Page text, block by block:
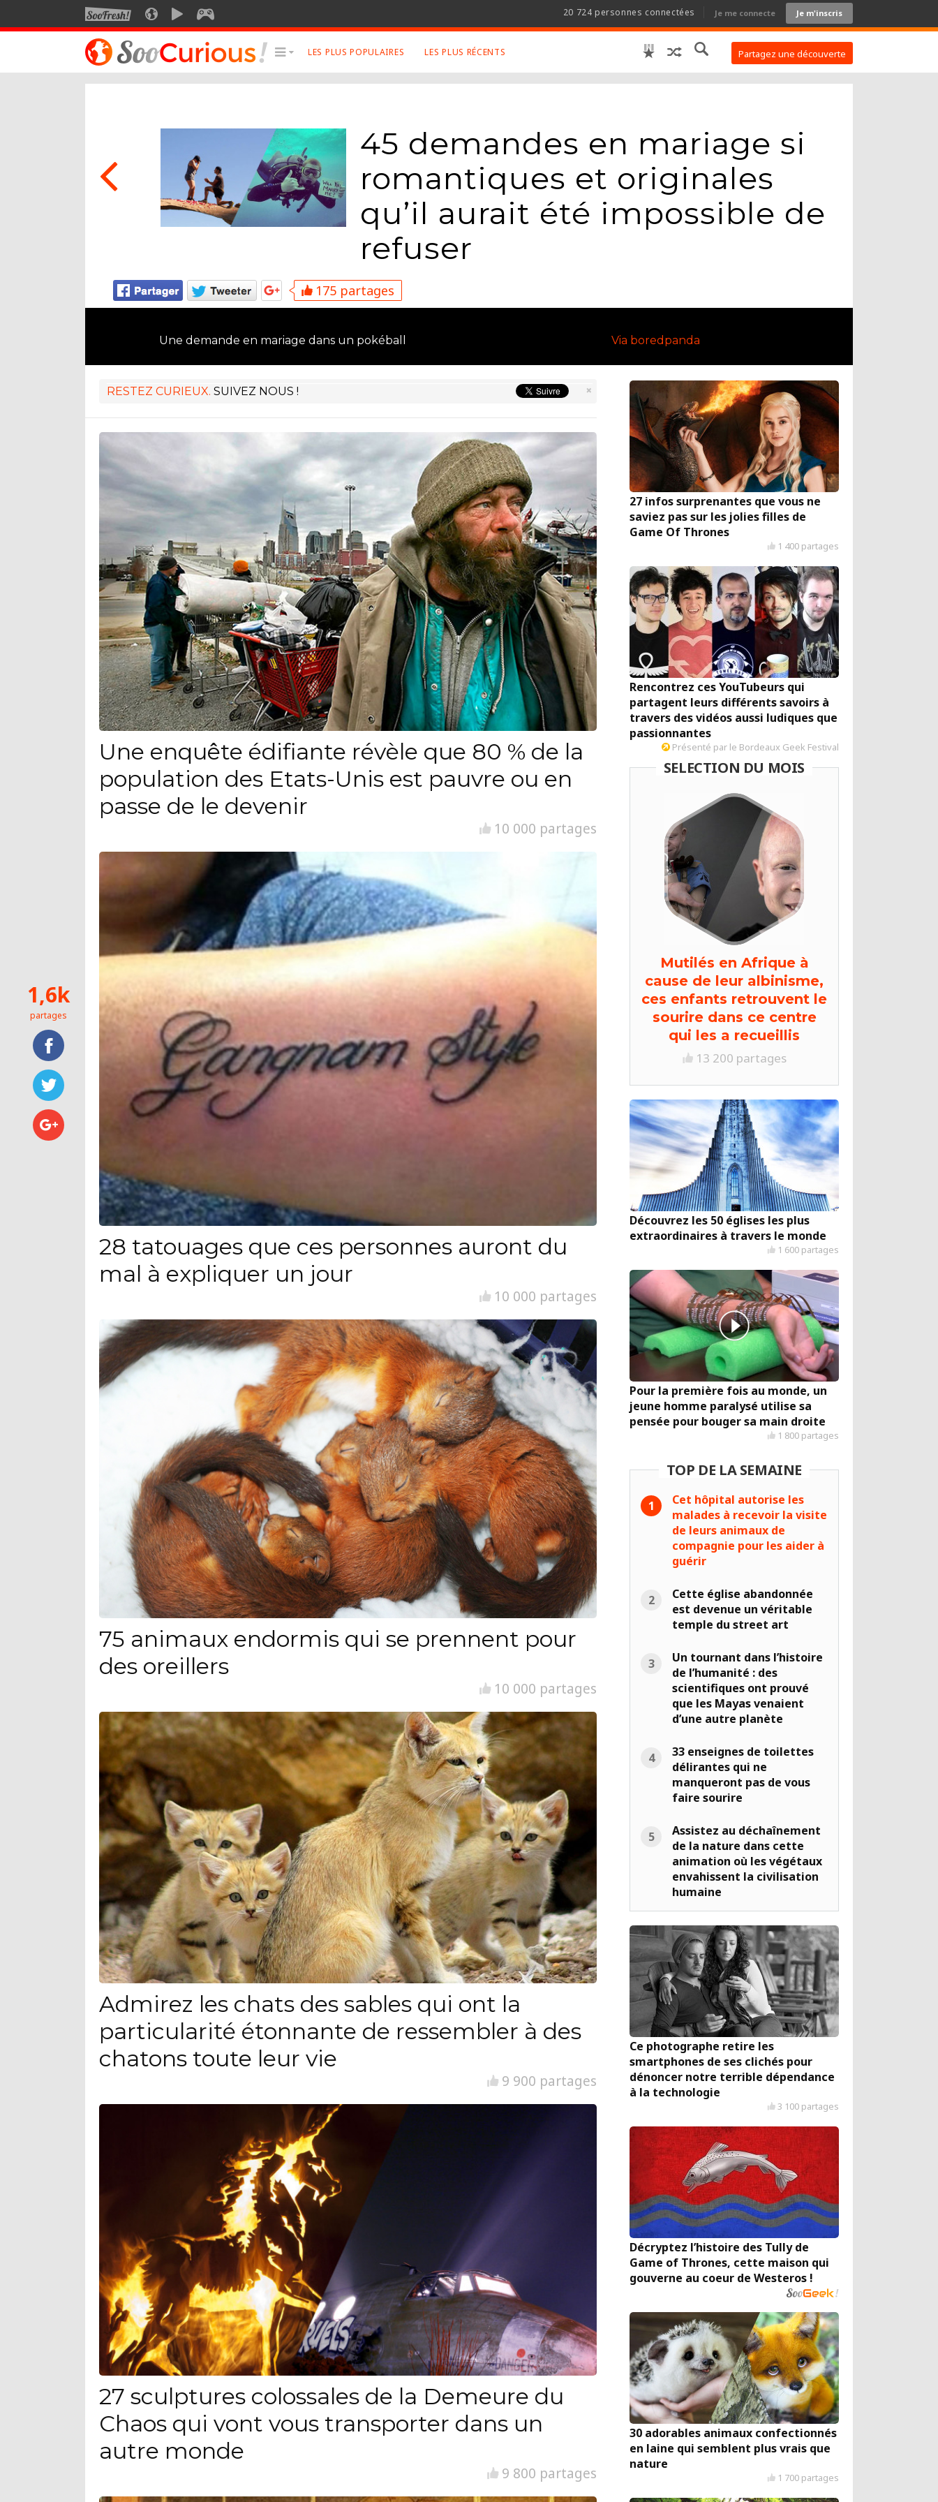
SOOFRESHSOOCURIOUSSOOMOTION Je me connecte Je m'inscris
20 724 personnes connectées
Multimédia
Style de vie
Technologie
Art
Photographies
Robot
Musique
Cinema
Google+
Mentions Légales
Conditions Générales
LES PLUS POPULAIRES LES PLUS RÉCENTS Partagez une découverte
45 demandes en mariage si
romantiques et originales
qu’il aurait été impossible de
refuser
175 partages
Une demande en mariage dans un pokéball Via boredpanda
×
RESTEZ CURIEUX. SUIVEZ NOUS !
Une enquête édifiante révèle que 80 % de la
population des Etats-Unis est pauvre ou en
passe de le devenir
10 000 partages
28 tatouages que ces personnes auront du
mal à expliquer un jour
10 000 partages
75 animaux endormis qui se prennent pour
des oreillers
10 000 partages
Admirez les chats des sables qui ont la
particularité étonnante de ressembler à des
chatons toute leur vie
9 900 partages
27 sculptures colossales de la Demeure du
Chaos qui vont vous transporter dans un
autre monde
9 800 partages
27 infos surprenantes que vous ne
saviez pas sur les jolies filles de
Game Of Thrones
1 400 partages
Rencontrez ces YouTubeurs qui
partagent leurs différents savoirs à
travers des vidéos aussi ludiques que
passionnantes
Présenté par le Bordeaux Geek Festival
SELECTION DU MOIS
Mutilés en Afrique à
cause de leur albinisme,
ces enfants retrouvent le
sourire dans ce centre
qui les a recueillis
13 200 partages
Découvrez les 50 églises les plus
extraordinaires à travers le monde
1 600 partages
Pour la première fois au monde, un
jeune homme paralysé utilise sa
pensée pour bouger sa main droite
1 800 partages
TOP DE LA SEMAINE
Cet hôpital autorise les
malades à recevoir la visite
de leurs animaux de
compagnie pour les aider à
guérir
Cette église abandonnée
est devenue un véritable
temple du street art
Un tournant dans l’histoire
de l’humanité : des
scientifiques ont prouvé
que les Mayas venaient
d’une autre planète
33 enseignes de toilettes
délirantes qui ne
manqueront pas de vous
faire sourire
Assistez au déchaînement
de la nature dans cette
animation où les végétaux
envahissent la civilisation
humaine
Ce photographe retire les
smartphones de ses clichés pour
dénoncer notre terrible dépendance
à la technologie
3 100 partages
Décryptez l’histoire des Tully de
Game of Thrones, cette maison qui
gouverne au coeur de Westeros !
30 adorables animaux confectionnés
en laine qui semblent plus vrais que
nature
1 700 partages
1,6k
partages